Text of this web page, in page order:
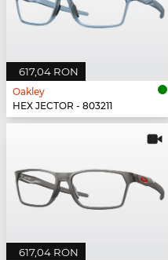
617,04 RON
Oakley
HEX JECTOR - 803211
617,04 RON